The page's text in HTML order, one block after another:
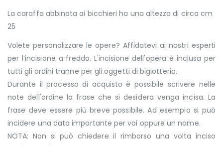
La caraffa abbinata ai bicchieri ha una altezza di circa cm
25
Volete personalizzare le opere? Affidatevi ai nostri esperti
per l’incisione a freddo. L'incisione dell'opera è inclusa per
tutti gli ordini tranne per gli oggetti di bigiotteria.
Durante il processo di acquisto è possibile scrivere nelle
note dell'ordine la frase che si desidera venga incisa. La
frase deve essere più breve possibile. Ad esempio si può
incidere una data importante per voi oppure un nome.
NOTA: Non si può chiedere il rimborso una volta inciso